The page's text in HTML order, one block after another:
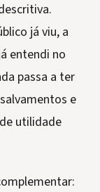
já viu, a
entendi no
passa a ter
e
utilidade